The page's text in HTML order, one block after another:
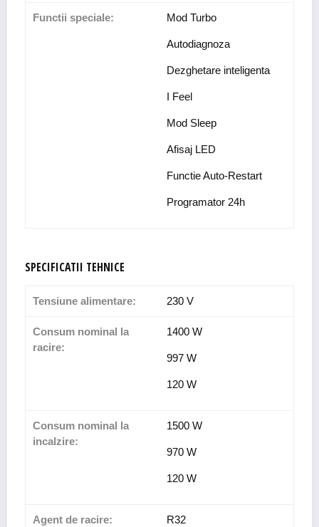
Functii speciale: Mod Turbo
Autodiagnoza
Dezghetare inteligenta
I Feel
Mod Sleep
Afisaj LED
Functie Auto-Restart
Programator 24h
SPECIFICATII TEHNICE
Tensiune alimentare: 230 V
Consum nominal la
racire:
1400 W
997 W
120 W
Consum nominal la
incalzire:
1500 W
970 W
120 W
Agent de racire: R32